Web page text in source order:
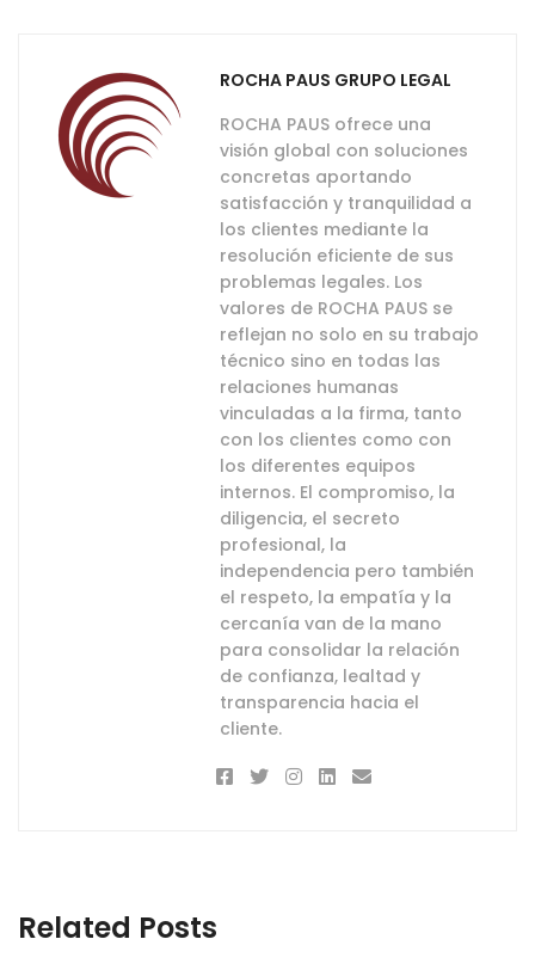
ROCHA PAUS GRUPO LEGAL
ROCHA PAUS ofrece una
visión global con soluciones
concretas aportando
satisfacción y tranquilidad a
los clientes mediante la
resolución eficiente de sus
problemas legales. Los
valores de ROCHA PAUS se
reflejan no solo en su trabajo
técnico sino en todas las
relaciones humanas
vinculadas a la firma, tanto
con los clientes como con
los diferentes equipos
internos. El compromiso, la
diligencia, el secreto
profesional, la
independencia pero también
el respeto, la empatía y la
cercanía van de la mano
para consolidar la relación
de confianza, lealtad y
transparencia hacia el
cliente.
Related Posts